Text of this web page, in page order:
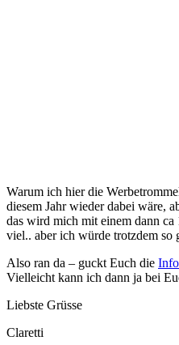
Warum ich hier die
diesem Jahr wieder dabei wäre,
das wird mich mit einem dann
viel.. aber ich würde trotzdem so
Also ran da – guckt Euch die
Vielleicht kann ich dann ja bei
Liebste Grüsse
Claretti